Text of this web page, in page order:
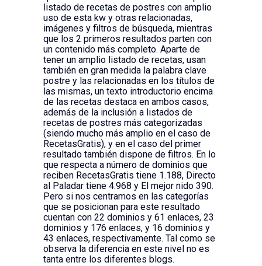
listado de recetas de postres con amplio
uso de esta kw y otras relacionadas,
imágenes y filtros de búsqueda, mientras
que los 2 primeros resultados parten con
un contenido más completo. Aparte de
tener un amplio listado de recetas, usan
también en gran medida la palabra clave
postre y las relacionadas en los títulos de
las mismas, un texto introductorio encima
de las recetas destaca en ambos casos,
además de la inclusión a listados de
recetas de postres más categorizadas
(siendo mucho más amplio en el caso de
RecetasGratis), y en el caso del primer
resultado también dispone de filtros. En lo
que respecta a número de dominios que
reciben RecetasGratis tiene 1.188, Directo
al Paladar tiene 4.968 y El mejor nido 390.
Pero si nos centramos en las categorías
que se posicionan para este resultado
cuentan con 22 dominios y 61 enlaces, 23
dominios y 176 enlaces, y 16 dominios y
43 enlaces, respectivamente. Tal como se
observa la diferencia en este nivel no es
tanta entre los diferentes blogs.